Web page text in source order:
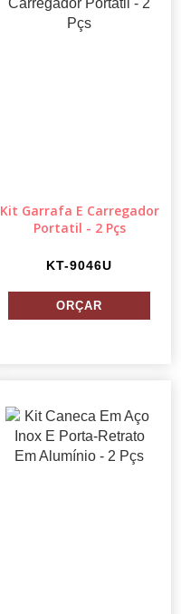
Kit Garrafa E Carregador
Portatil - 2 Pçs
KT-9046U